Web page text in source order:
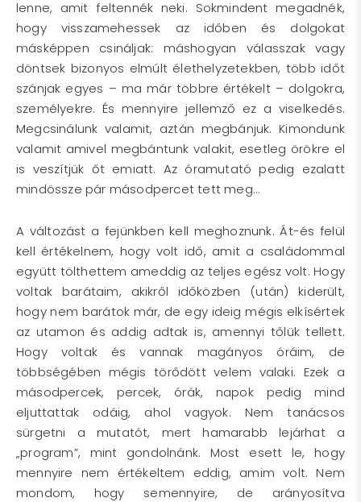
lenne, amit feltennék neki. Sokmindent megadnék,
hogy visszamehessek az időben és dolgokat
másképpen csináljak: máshogyan válasszak vagy
döntsek bizonyos elmúlt élethelyzetekben, több időt
szánjak egyes – ma már többre értékelt – dolgokra,
személyekre. És mennyire jellemző ez a viselkedés.
Megcsinálunk valamit, aztán megbánjuk. Kimondunk
valamit amivel megbántunk valakit, esetleg örökre el
is veszítjük őt emiatt. Az óramutató pedig ezalatt
mindössze pár másodpercet tett meg…
A változást a fejünkben kell meghoznunk. Át-és felül
kell értékelnem, hogy volt idő, amit a családommal
együtt tölthettem ameddig az teljes egész volt. Hogy
voltak barátaim, akikről időközben (után) kiderült,
hogy nem barátok már, de egy ideig mégis elkísértek
az utamon és addig adtak is, amennyi tőlük tellett.
Hogy voltak és vannak magányos óráim, de
többségében mégis törődött velem valaki. Ezek a
másodpercek, percek, órák, napok pedig mind
eljuttattak odáig, ahol vagyok. Nem tanácsos
sürgetni a mutatót, mert hamarabb lejárhat a
„program”, mint gondolnánk. Most esett le, hogy
mennyire nem értékeltem eddig, amim volt. Nem
mondom, hogy semennyire, de arányosítva